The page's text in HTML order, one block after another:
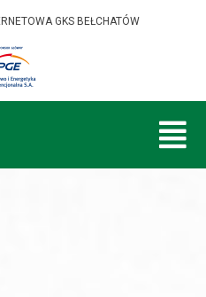
GKS BEŁCHATÓW